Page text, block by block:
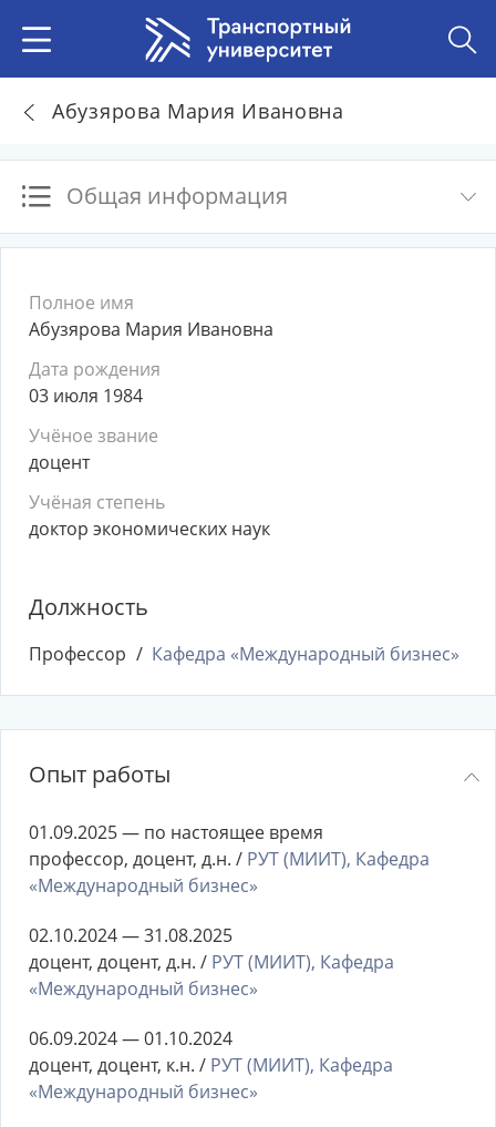
Абузярова Мария Ивановна
Общая информация
Полное имя
Абузярова Мария Ивановна
Дата рождения
03 июля 1984
Учёное звание
доцент
Учёная степень
доктор экономических наук
Должность
Профессор Кафедра «Международный бизнес»
Опыт работы
01.09.2025 — по настоящее время
профессор, доцент, д.н. / РУТ (МИИТ), Кафедра
«Международный бизнес»
02.10.2024 — 31.08.2025
доцент, доцент, д.н. / РУТ (МИИТ), Кафедра
«Международный бизнес»
06.09.2024 — 01.10.2024
доцент, доцент, к.н. / РУТ (МИИТ), Кафедра
«Международный бизнес»